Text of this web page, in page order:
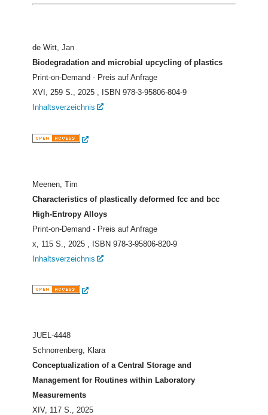
de Witt, Jan
Biodegradation and microbial upcycling of plastics
Print-on-Demand - Preis auf Anfrage
XVI, 259 S., 2025 , ISBN 978-3-95806-804-9
Inhaltsverzeichnis
Meenen, Tim
Characteristics of plastically deformed fcc and bcc
High-Entropy Alloys
Print-on-Demand - Preis auf Anfrage
x, 115 S., 2025
, ISBN 978-3-95806-820-9
Inhaltsverzeichnis
JUEL-4448
Schnorrenberg, Klara
Conceptualization of a Central Storage and
Management for Routines within Laboratory
Measurements
XIV, 117 S., 2025